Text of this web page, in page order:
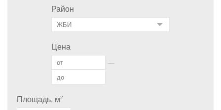
Район
Цена
—
Площадь, м2